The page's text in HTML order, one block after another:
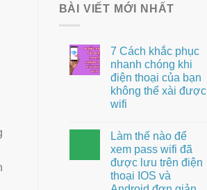
BÀI VIẾT MỚI NHẤT
7 Cách khắc phục
nhanh chóng khi
điện thoại của bạn
không thể xài được
wifi
Làm thế nào để
xem pass wifi đã
được lưu trên điện
thoại IOS và